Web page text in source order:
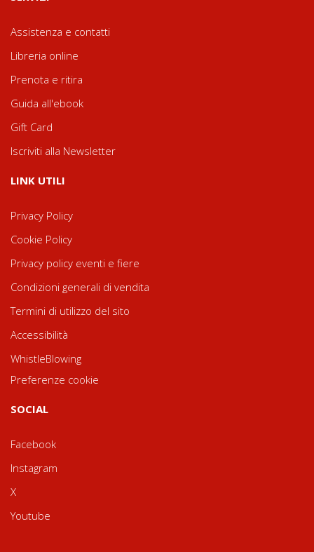
Assistenza e contatti
Libreria online
Prenota e ritira
Guida all'ebook
Gift Card
Iscriviti alla Newsletter
LINK UTILI
Privacy Policy
Cookie Policy
Privacy policy eventi e fiere
Condizioni generali di vendita
Termini di utilizzo del sito
Accessibilità
WhistleBlowing
Preferenze cookie
SOCIAL
Facebook
Instagram
X
Youtube